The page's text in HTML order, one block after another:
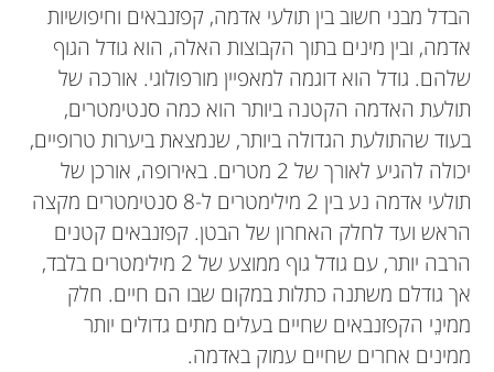
הבדל מבני חשוב בין תולעי אדמה, קפזנבאים וחיפושיות
אדמה, ובין מינים בתוך הקבוצות האלה, הוא גודל הגוף
שלהם. גודל הוא דוגמה למאפיין מורפולוגי. אורכה של
תולעת האדמה הקטנה ביותר הוא כמה סנטימטרים,
בעוד שהתולעת הגדולה ביותר, שנמצאת ביערות טרופיים,
יכולה להגיע לאורך של 2 מטרים. באירופה, אורכן של
תולעי אדמה נע בין 2 מילימטרים ל-8 סנטימטרים מקצה
הראש ועד לחלק האחרון של הבטן. קפזנבאים קטנים
הרבה יותר, עם גודל גוף ממוצע של 2 מילימטרים בלבד,
אך גודלם משתנה כתלות במקום שבו הם חיים. חלק
ממינֵי הקפזנבאים שחיים בעלים מתים גדולים יותר
ממינים אחרים שחיים עמוק באדמה.